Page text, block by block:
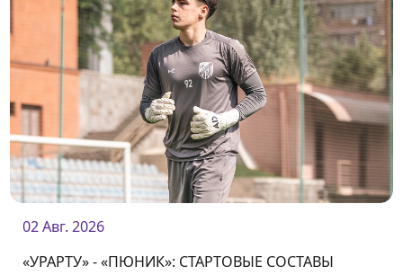
02 Авг. 2026
«УРАРТУ» - «ПЮНИК»: СТАРТОВЫЕ СОСТАВЫ